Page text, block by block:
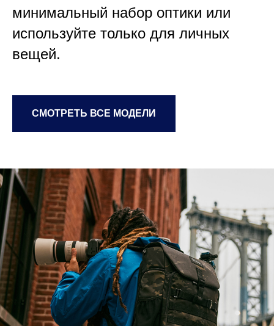
минимальный набор оптики или
используйте только для личных
вещей.
СМОТРЕТЬ ВСЕ МОДЕЛИ